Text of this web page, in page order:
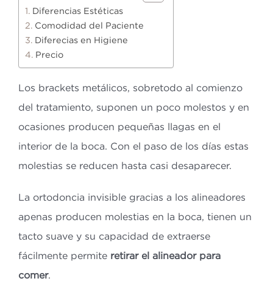
Diferencias Estéticas
Comodidad del Paciente
Diferecias en Higiene
Precio
Los brackets metálicos, sobretodo al comienzo
del tratamiento, suponen un poco molestos y en
ocasiones producen pequeñas llagas en el
interior de la boca. Con el paso de los días estas
molestias se reducen hasta casi desaparecer.
La ortodoncia invisible gracias a los alineadores
apenas producen molestias en la boca, tienen un
tacto suave y su capacidad de extraerse
fácilmente permite retirar el alineador para
comer.